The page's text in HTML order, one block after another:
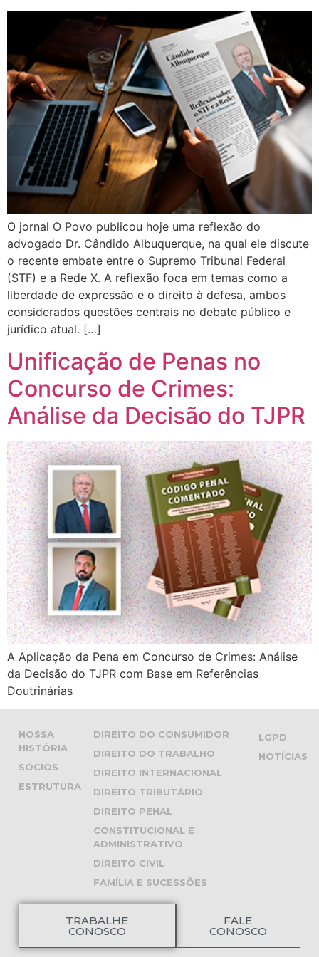
O jornal O Povo publicou hoje uma reflexão do
advogado Dr. Cândido Albuquerque, na qual ele discute
o recente embate entre o Supremo Tribunal Federal
(STF) e a Rede X. A reflexão foca em temas como a
liberdade de expressão e o direito à defesa, ambos
considerados questões centrais no debate público e
jurídico atual. […]
Unificação de Penas no
Concurso de Crimes:
Análise da Decisão do TJPR
A Aplicação da Pena em Concurso de Crimes: Análise
da Decisão do TJPR com Base em Referências
Doutrinárias
NOSSA
HISTÓRIA
SÓCIOS
ESTRUTURA
DIREITO DO CONSUMIDOR
DIREITO DO TRABALHO
DIREITO INTERNACIONAL
DIREITO TRIBUTÁRIO
DIREITO PENAL
CONSTITUCIONAL E
ADMINISTRATIVO
DIREITO CIVIL
FAMÍLIA E SUCESSÕES
LGPD
NOTÍCIAS
TRABALHE
CONOSCO
FALE
CONOSCO